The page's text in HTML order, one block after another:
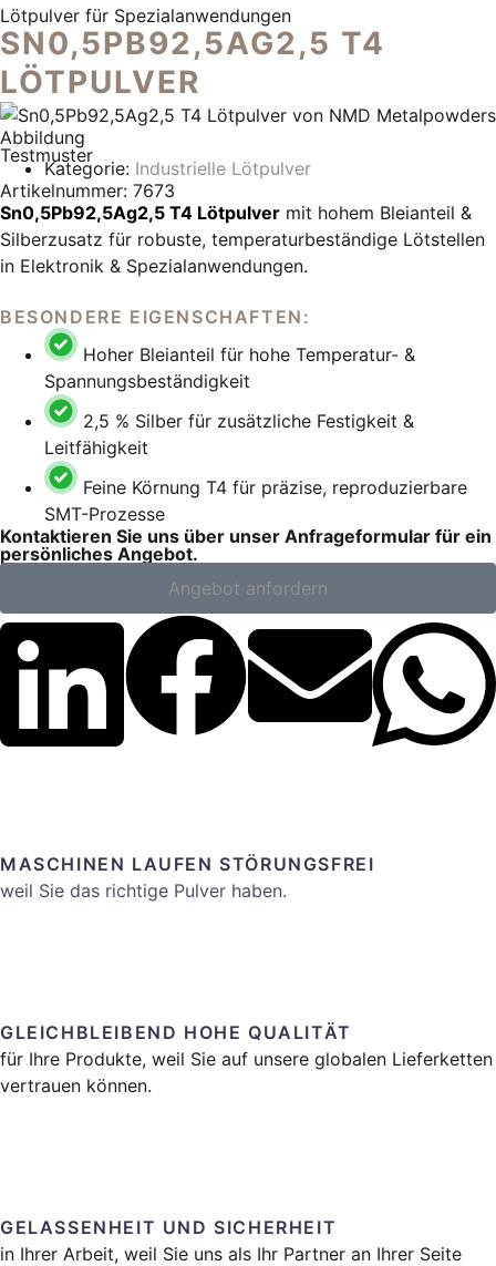
Lötpulver für Spezialanwendungen
SN0,5PB92,5AG2,5 T4
LÖTPULVER
Abbildung
Testmuster
Kategorie: Industrielle Lötpulver
Artikelnummer: 7673
Sn0,5Pb92,5Ag2,5 T4 Lötpulver mit hohem Bleianteil &
Silberzusatz für robuste, temperaturbeständige Lötstellen
in Elektronik & Spezialanwendungen.
BESONDERE EIGENSCHAFTEN:
Hoher Bleianteil für hohe Temperatur- &
Spannungsbeständigkeit
2,5 % Silber für zusätzliche Festigkeit &
Leitfähigkeit
Feine Körnung T4 für präzise, reproduzierbare
SMT-Prozesse
Kontaktieren Sie uns über unser Anfrageformular für ein
persönliches Angebot.
Angebot anfordern
MASCHINEN LAUFEN STÖRUNGSFREI
weil Sie das richtige Pulver haben.
GLEICHBLEIBEND HOHE QUALITÄT
für Ihre Produkte, weil Sie auf unsere globalen Lieferketten
vertrauen können.
GELASSENHEIT UND SICHERHEIT
in Ihrer Arbeit, weil Sie uns als Ihr Partner an Ihrer Seite